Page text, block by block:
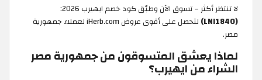
لا تنتظر أكثر – تسوق الآن وطبّق كود خصم ايهيرب 2026:
(LNI1840)
لتحصل على أقوى عروض iHerb.com لعملاء جمهورية
مصر.
لماذا يعشق المتسوقون من جمهورية مصر
الشراء من ايهيرب؟